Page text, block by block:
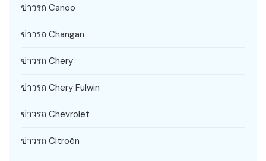
ข่าวรถ Canoo
ข่าวรถ Changan
ข่าวรถ Chery
ข่าวรถ Chery Fulwin
ข่าวรถ Chevrolet
ข่าวรถ Citroën